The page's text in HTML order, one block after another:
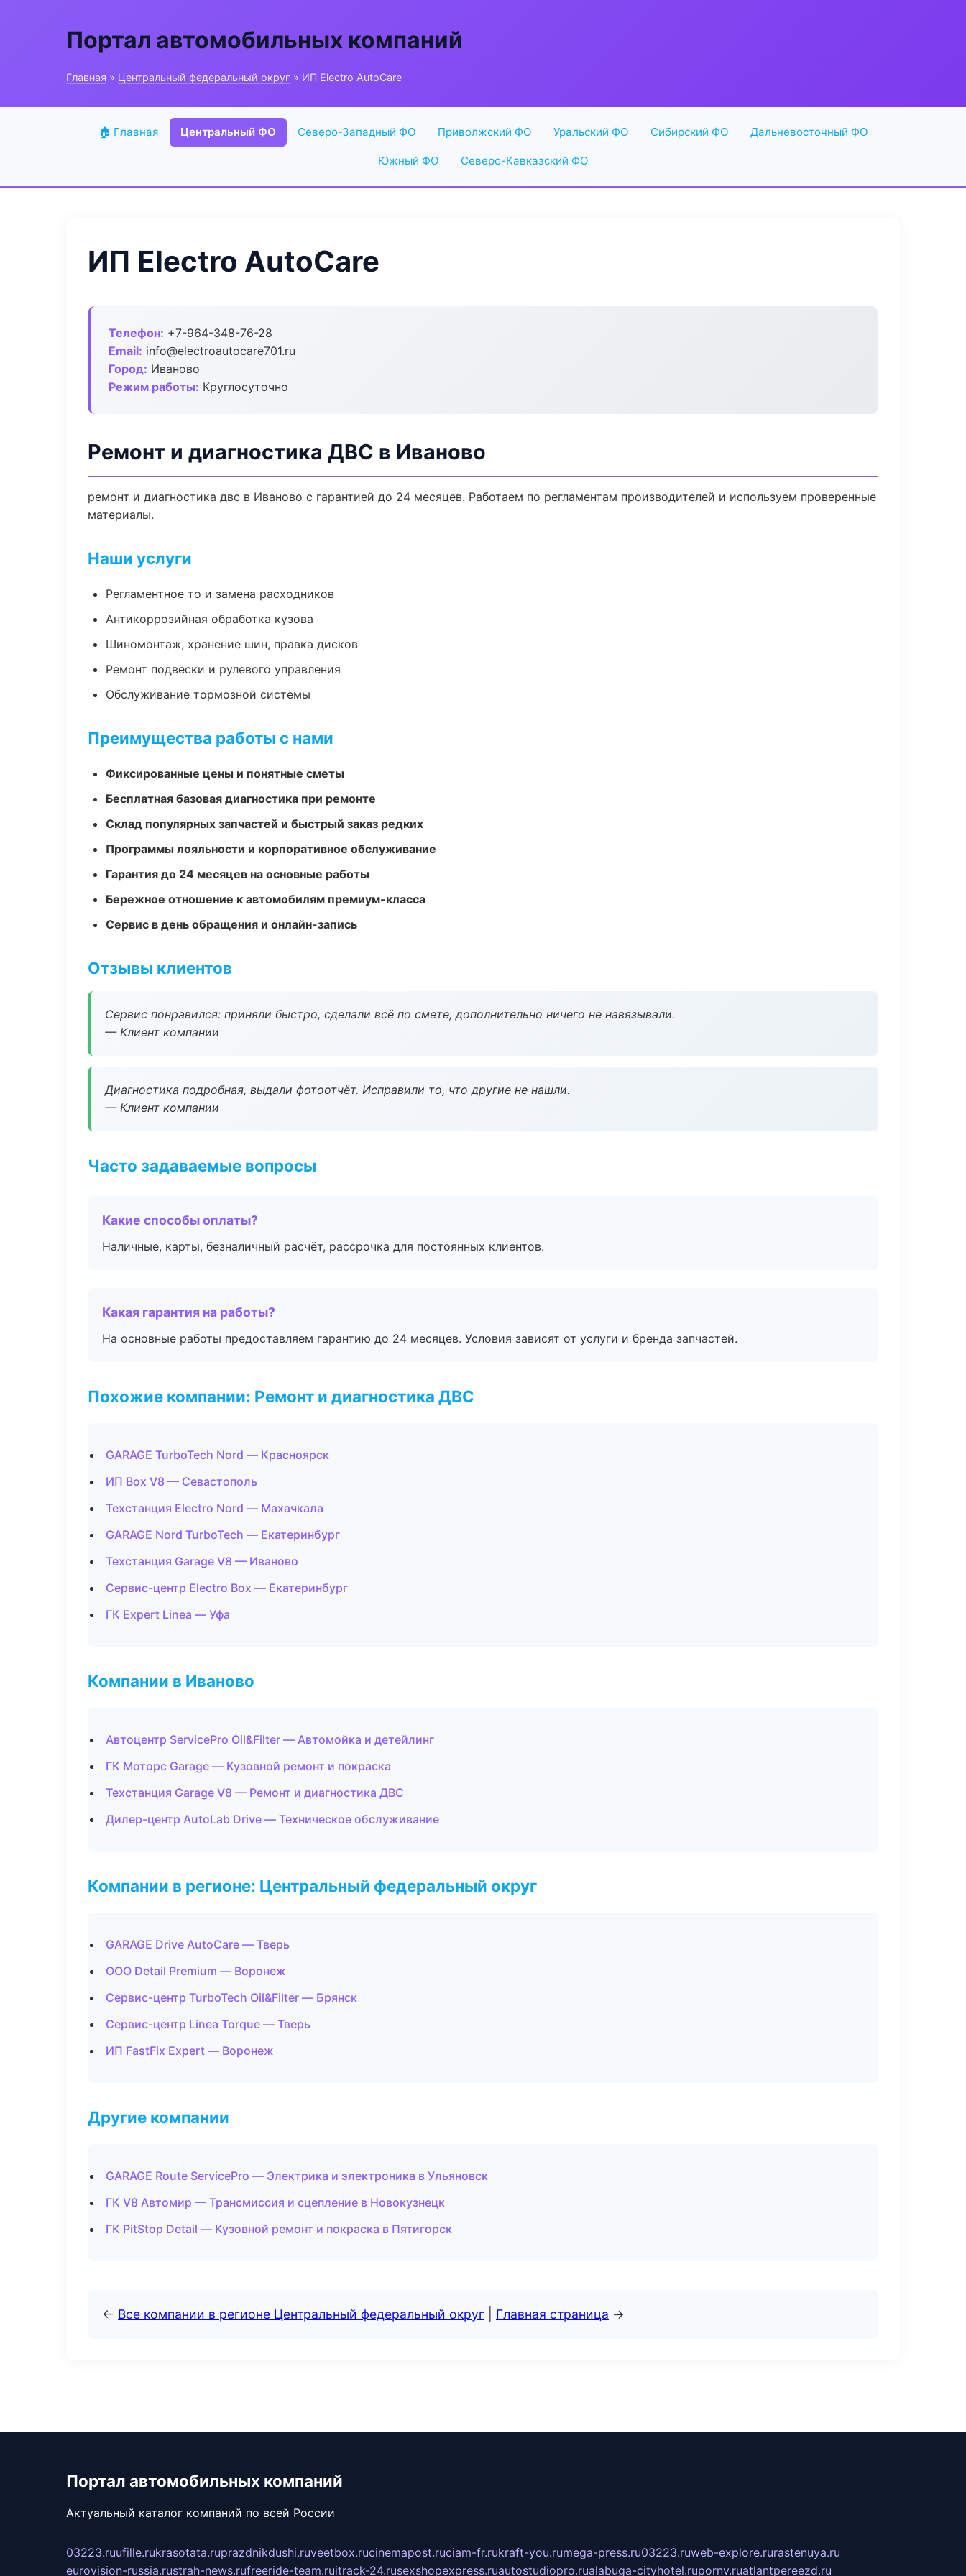
Портал автомобильных компаний
Главная » Центральный федеральный округ » ИП Electro AutoCare
🏠 Главная Центральный ФО Северо-Западный ФО Приволжский ФО Уральский ФО Сибирский ФО Дальневосточный ФО
Южный ФО Северо-Кавказский ФО
ИП Electro AutoCare
Телефон: +7-964-348-76-28
Email: info@electroautocare701.ru
Город: Иваново
Режим работы: Круглосуточно
Ремонт и диагностика ДВС в Иваново
ремонт и диагностика двс в Иваново с гарантией до 24 месяцев. Работаем по регламентам производителей и используем проверенные
материалы.
Наши услуги
Регламентное то и замена расходников
Антикоррозийная обработка кузова
Шиномонтаж, хранение шин, правка дисков
Ремонт подвески и рулевого управления
Обслуживание тормозной системы
Преимущества работы с нами
Фиксированные цены и понятные сметы
Бесплатная базовая диагностика при ремонте
Склад популярных запчастей и быстрый заказ редких
Программы лояльности и корпоративное обслуживание
Гарантия до 24 месяцев на основные работы
Бережное отношение к автомобилям премиум-класса
Сервис в день обращения и онлайн-запись
Отзывы клиентов
Сервис понравился: приняли быстро, сделали всё по смете, дополнительно ничего не навязывали.
— Клиент компании
Диагностика подробная, выдали фотоотчёт. Исправили то, что другие не нашли.
— Клиент компании
Часто задаваемые вопросы
Какие способы оплаты?
Наличные, карты, безналичный расчёт, рассрочка для постоянных клиентов.
Какая гарантия на работы?
На основные работы предоставляем гарантию до 24 месяцев. Условия зависят от услуги и бренда запчастей.
Похожие компании: Ремонт и диагностика ДВС
GARAGE TurboTech Nord — Красноярск
ИП Box V8 — Севастополь
Техстанция Electro Nord — Махачкала
GARAGE Nord TurboTech — Екатеринбург
Техстанция Garage V8 — Иваново
Сервис-центр Electro Box — Екатеринбург
ГК Expert Linea — Уфа
Компании в Иваново
Автоцентр ServicePro Oil&Filter — Автомойка и детейлинг
ГК Моторс Garage — Кузовной ремонт и покраска
Техстанция Garage V8 — Ремонт и диагностика ДВС
Дилер-центр AutoLab Drive — Техническое обслуживание
Компании в регионе: Центральный федеральный округ
GARAGE Drive AutoCare — Тверь
ООО Detail Premium — Воронеж
Сервис-центр TurboTech Oil&Filter — Брянск
Сервис-центр Linea Torque — Тверь
ИП FastFix Expert — Воронеж
Другие компании
GARAGE Route ServicePro — Электрика и электроника в Ульяновск
ГК V8 Автомир — Трансмиссия и сцепление в Новокузнецк
ГК PitStop Detail — Кузовной ремонт и покраска в Пятигорск
← Все компании в регионе Центральный федеральный округ Главная страница →
Портал автомобильных компаний
Актуальный каталог компаний по всей России
03223.ruufille.rukrasotata.ruprazdnikdushi.ruveetbox.rucinemapost.ruciam-fr.rukraft-you.rumega-press.ru03223.ruweb-explore.rurastenuya.ru
eurovision-russia.rustrah-news.rufreeride-team.ruitrack-24.rusexshopexpress.ruautostudiopro.rualabuga-cityhotel.rupornv.ruatlantpereezd.ru